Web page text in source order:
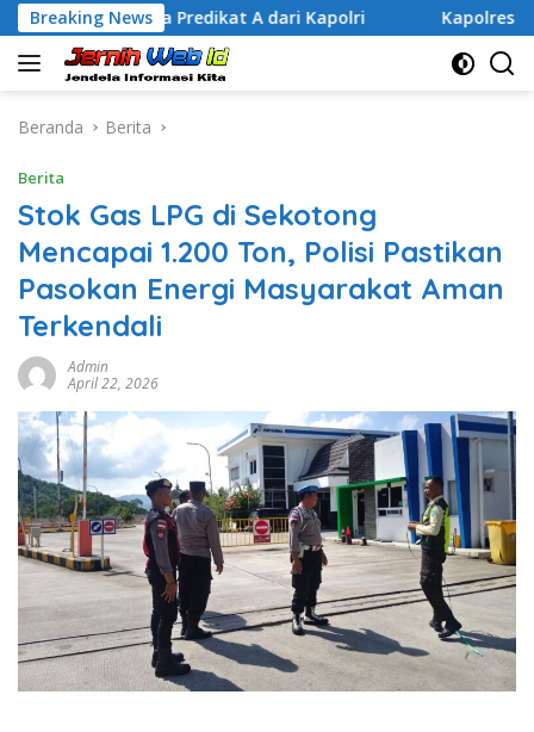
Langsung
ke
konten
Breaking News
Prima Predikat A dari Kapolri Kapolres Lombok
Beranda Berita
Berita
Stok Gas LPG di Sekotong
Mencapai 1.200 Ton, Polisi Pastikan
Pasokan Energi Masyarakat Aman
Terkendali
Admin
April 22, 2026